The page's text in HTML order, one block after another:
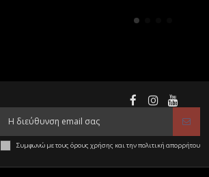
Συμφωνώ με τους όρους χρήσης και την πολιτική απορρήτου